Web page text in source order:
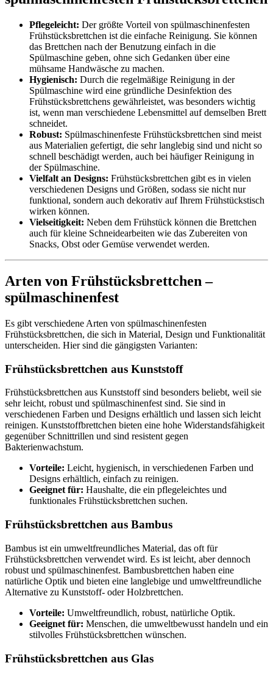
Pflegeleicht: Der größte Vorteil von spülmaschinenfesten
Frühstücksbrettchen ist die einfache Reinigung. Sie können
das Brettchen nach der Benutzung einfach in die
Spülmaschine geben, ohne sich Gedanken über eine
mühsame Handwäsche zu machen.
Hygienisch: Durch die regelmäßige Reinigung in der
Spülmaschine wird eine gründliche Desinfektion des
Frühstücksbrettchens gewährleistet, was besonders wichtig
ist, wenn man verschiedene Lebensmittel auf demselben Brett
schneidet.
Robust: Spülmaschinenfeste Frühstücksbrettchen sind meist
aus Materialien gefertigt, die sehr langlebig sind und nicht so
schnell beschädigt werden, auch bei häufiger Reinigung in
der Spülmaschine.
Vielfalt an Designs: Frühstücksbrettchen gibt es in vielen
verschiedenen Designs und Größen, sodass sie nicht nur
funktional, sondern auch dekorativ auf Ihrem Frühstückstisch
wirken können.
Vielseitigkeit: Neben dem Frühstück können die Brettchen
auch für kleine Schneidearbeiten wie das Zubereiten von
Snacks, Obst oder Gemüse verwendet werden.
Arten von Frühstücksbrettchen –
spülmaschinenfest
Es gibt verschiedene Arten von spülmaschinenfesten
Frühstücksbrettchen, die sich in Material, Design und Funktionalität
unterscheiden. Hier sind die gängigsten Varianten:
Frühstücksbrettchen aus Kunststoff
Frühstücksbrettchen aus Kunststoff sind besonders beliebt, weil sie
sehr leicht, robust und spülmaschinenfest sind. Sie sind in
verschiedenen Farben und Designs erhältlich und lassen sich leicht
reinigen. Kunststoffbrettchen bieten eine hohe Widerstandsfähigkeit
gegenüber Schnittrillen und sind resistent gegen
Bakterienwachstum.
Vorteile: Leicht, hygienisch, in verschiedenen Farben und
Designs erhältlich, einfach zu reinigen.
Geeignet für: Haushalte, die ein pflegeleichtes und
funktionales Frühstücksbrettchen suchen.
Frühstücksbrettchen aus Bambus
Bambus ist ein umweltfreundliches Material, das oft für
Frühstücksbrettchen verwendet wird. Es ist leicht, aber dennoch
robust und spülmaschinenfest. Bambusbrettchen haben eine
natürliche Optik und bieten eine langlebige und umweltfreundliche
Alternative zu Kunststoff- oder Holzbrettchen.
Vorteile: Umweltfreundlich, robust, natürliche Optik.
Geeignet für: Menschen, die umweltbewusst handeln und ein
stilvolles Frühstücksbrettchen wünschen.
Frühstücksbrettchen aus Glas